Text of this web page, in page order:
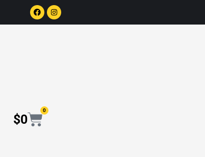
FacebookInstagram
$0
0
Cart